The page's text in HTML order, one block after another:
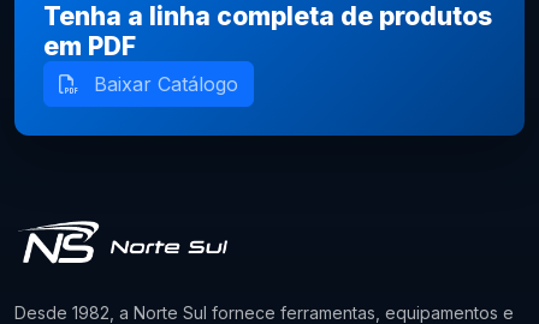
Tenha a linha completa de produtos
em PDF
Baixar Catálogo
Desde 1982, a Norte Sul fornece ferramentas, equipamentos e